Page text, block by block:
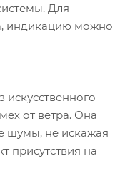
Для
индикацию можно
искусственного
от ветра. Она
шумы, не искажая
присутствия на